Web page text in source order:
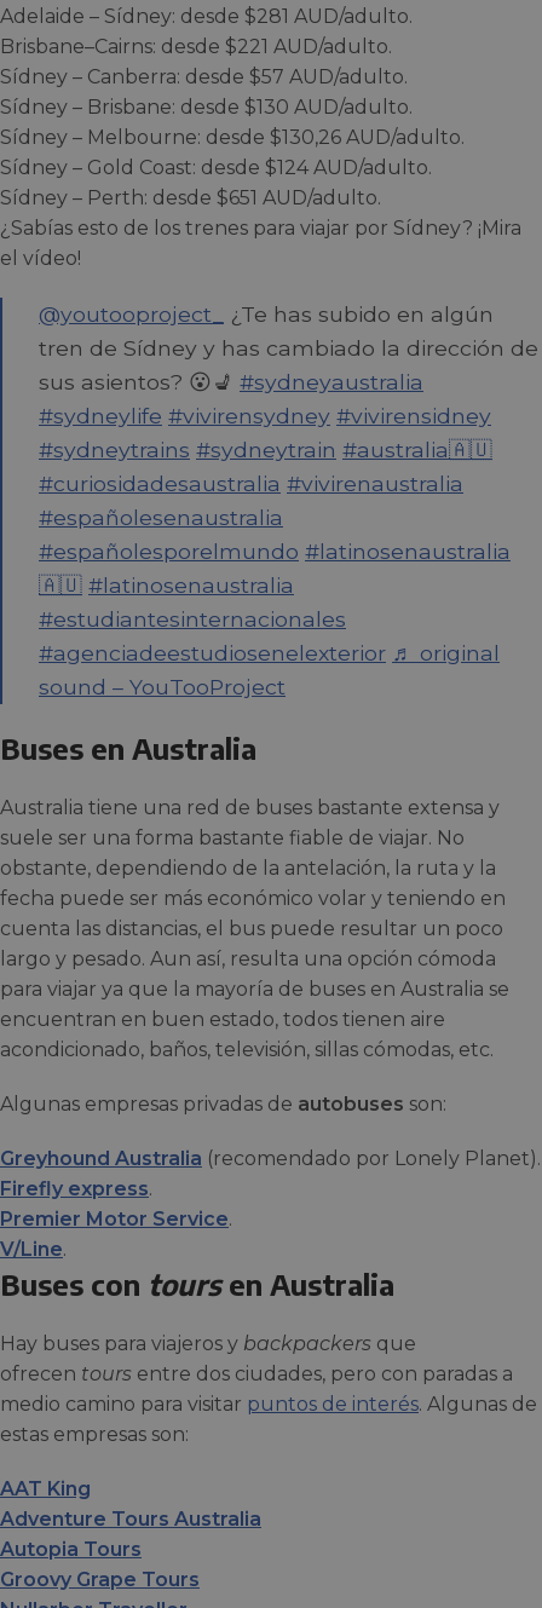
Adelaide – Sídney: desde $281 AUD/adulto.
Brisbane–Cairns: desde $221 AUD/adulto.
Sídney – Canberra: desde $57 AUD/adulto.
Sídney – Brisbane: desde $130 AUD/adulto.
Sídney – Melbourne: desde $130,26 AUD/adulto.
Sídney – Gold Coast: desde $124 AUD/adulto.
Sídney – Perth: desde $651 AUD/adulto.
¿Sabías esto de los trenes para viajar por Sídney? ¡Mira
el vídeo!
@youtooproject_
¿Te has subido en algún
tren de Sídney y has cambiado la dirección de
sus asientos? 😮💺 #sydneyaustralia
#sydneylife #vivirensydney #vivirensidney
#sydneytrains #sydneytrain #australia🇦🇺
#curiosidadesaustralia #vivirenaustralia
#españolesenaustralia
#españolesporelmundo #latinosenaustralia
🇦🇺 #latinosenaustralia
#estudiantesinternacionales
#agenciadeestudiosenelexterior ♬ original
sound – YouTooProject
Buses en Australia
Australia tiene una red de buses bastante extensa y
suele ser una forma bastante fiable de viajar. No
obstante, dependiendo de la antelación, la ruta y la
fecha puede ser más económico volar y teniendo en
cuenta las distancias, el bus puede resultar un poco
largo y pesado. Aun así, resulta una opción cómoda
para viajar ya que la mayoría de buses en Australia se
encuentran en buen estado, todos tienen aire
acondicionado, baños, televisión, sillas cómodas, etc.
Algunas empresas privadas de autobuses son:
Greyhound Australia (recomendado por Lonely Planet).
Firefly express.
Premier Motor Service.
V/Line.
Buses con toursen Australia
Hay buses para viajeros y backpackers que
ofrecen tours entre dos ciudades, pero con paradas a
medio camino para visitar puntos de interés. Algunas de
estas empresas son:
AAT King
Adventure Tours Australia
Autopia Tours
Groovy Grape Tours